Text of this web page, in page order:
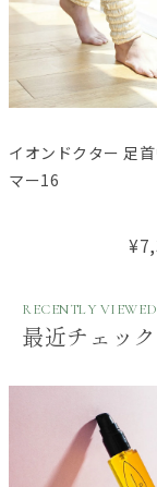
イオンドクター 足
マー16
¥
RECENTLY
最近チェッ